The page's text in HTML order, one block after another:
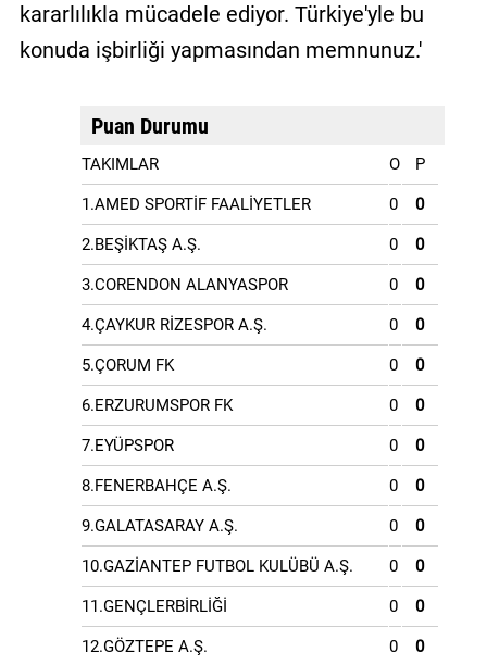
kararlılıkla mücadele ediyor. Türkiye'yle bu
konuda işbirliği yapmasından memnunuz.'
Puan Durumu
TAKIMLAR O P
1.AMED SPORTİF FAALİYETLER 0 0
2.BEŞİKTAŞ A.Ş. 0 0
3.CORENDON ALANYASPOR 0 0
4.ÇAYKUR RİZESPOR A.Ş. 0 0
5.ÇORUM FK 0 0
6.ERZURUMSPOR FK 0 0
7.EYÜPSPOR 0 0
8.FENERBAHÇE A.Ş. 0 0
9.GALATASARAY A.Ş. 0 0
10.GAZİANTEP FUTBOL KULÜBÜ A.Ş. 0 0
11.GENÇLERBİRLİĞİ 0 0
12.GÖZTEPE A.Ş. 0 0